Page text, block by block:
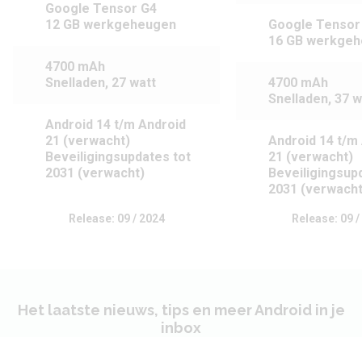
Google Tensor G4
12 GB werkgeheugen
4700 mAh
Snelladen, 27 watt
Android 14 t/m Android
21 (verwacht)
Beveiligingsupdates tot
2031 (verwacht)
Release: 09 / 2024
Google Tensor
16 GB
4700 mAh
Snelladen, 37
Android 14 t/m
21 (verwacht)
2031
Release: 09
Het laatste nieuws, tips en meer Android in je
inbox